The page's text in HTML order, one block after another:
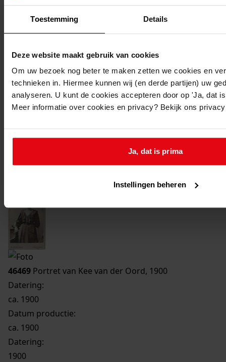
Toestemming Details
Deze website maakt gebruik van cookies
Om uw bezoek nog beter te maken zetten we cookies en
technieken in. Hiermee kunnen wij (en derde partijen) uw
analyseren. U kunt de cookies accepteren door op 'Ja, dat
Meer informatie over cookies en privacy? Bekijk ons
Ja, dat is prima
Instellingen beheren
duurzaam webadres
46469 Portret van Kee van der Oord, 1900
Datering:
ca. 1900
Datum productie:
ca. 1900
Datering:
1900